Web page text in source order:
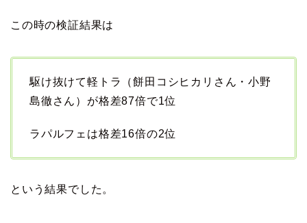
この時の検証結果は
駆け抜けて軽トラ（餅田コシヒカリさん・小野
島徹さん）が格差87倍で1位
ラパルフェは格差16倍の2位
という結果でした。